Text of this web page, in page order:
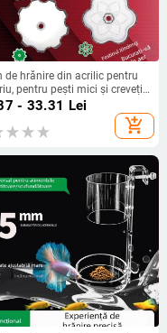
de hrănire din acrilic pentru
pentru pești mici și creveți
(bazin cu tub de hrănire) -
manuală; origine Taizhou,
- 33.31 Lei
add_shopping_cart